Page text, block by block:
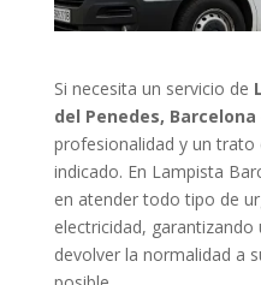
Si necesita un servicio de
del Penedes, Barcelona
profesionalidad y un trato
indicado. En Lampista
en atender todo tipo de
electricidad,
devolver la normalidad a